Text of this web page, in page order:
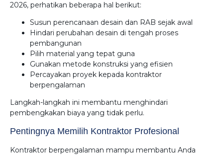
2026, perhatikan beberapa hal berikut:
Susun perencanaan desain dan RAB sejak awal
Hindari perubahan desain di tengah proses
pembangunan
Pilih material yang tepat guna
Gunakan metode konstruksi yang efisien
Percayakan proyek kepada kontraktor
berpengalaman
Langkah-langkah ini membantu menghindari
pembengkakan biaya yang tidak perlu.
Pentingnya Memilih Kontraktor Profesional
Kontraktor berpengalaman mampu membantu Anda